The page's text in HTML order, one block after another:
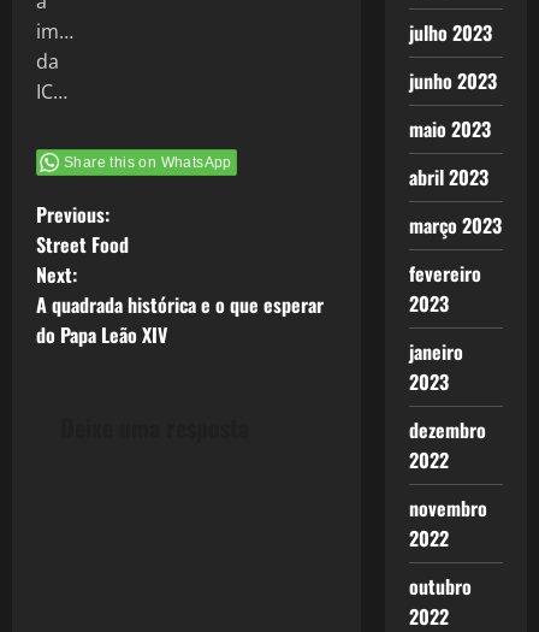
Share this on WhatsApp
P
o
s
Previous:
Street Food
Next:
A quadrada histórica e o que esperar
do Papa Leão XIV
julho 2023
junho 2023
maio 2023
abril 2023
março 2023
fevereiro
2023
janeiro
2023
dezembro
2022
novembro
2022
outubro
2022